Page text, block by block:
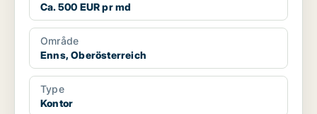
Ca. 500 EUR pr md
Område
Enns, Oberösterreich
Type
Kontor